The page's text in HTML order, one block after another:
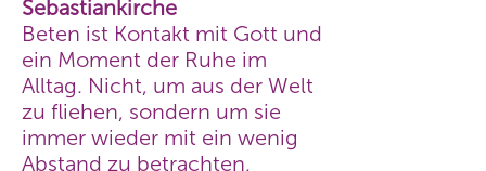
Sebastiankirche
Beten ist Kontakt mit Gott und
ein Moment der Ruhe im
Alltag. Nicht, um aus der Welt
zu fliehen, sondern um sie
immer wieder mit ein wenig
Abstand zu betrachten,